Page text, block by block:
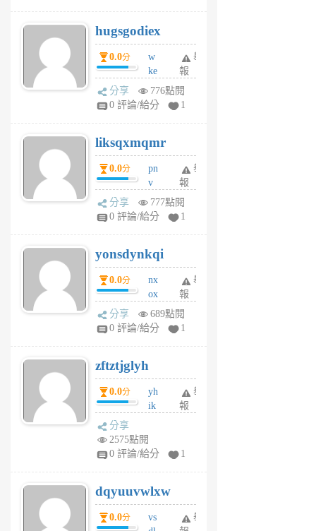
6
個
月
前
hugsgodiex
0.0分
w
ke
rv
pj
6
個
月
前
舉
報
分享
776點閱
0 評論/給分
1
liksqxmqmr
0.0分
pn
v
wt
sv
6
個
月
前
舉
報
分享
777點閱
0 評論/給分
1
yonsdynkqi
0.0分
nx
ox
rh
pe
月
前
舉
報
分享
689點閱
0 評論/給分
1
zftztjglyh
0.0分
yh
ik
tu
6
個
月
舉
報
分享
2575點閱
0 評論/給分
1
dqyuuvwlxw
0.0分
vs
舉